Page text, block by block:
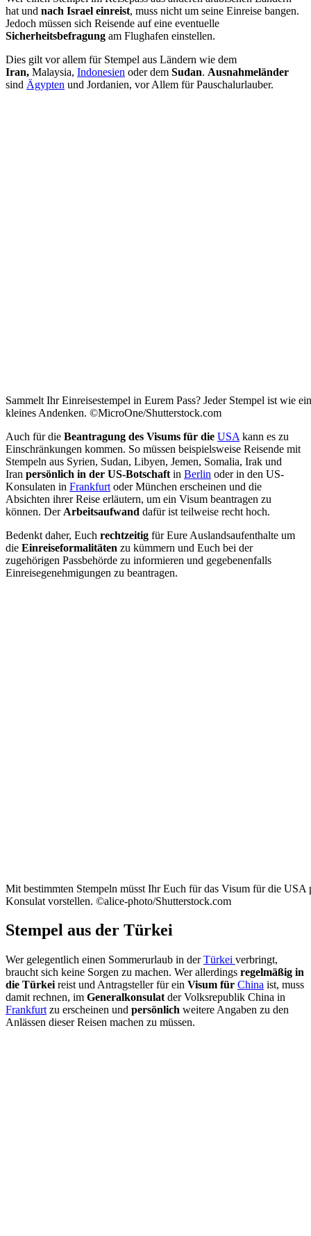
hat und nach Israel einreist, muss nicht um seine Einreise bangen.
Jedoch müssen sich Reisende auf eine eventuelle
Sicherheitsbefragung am Flughafen einstellen.
Dies gilt vor allem für Stempel aus Ländern wie dem
Iran, Malaysia, Indonesien oder dem Sudan. Ausnahmeländer
sind Ägypten und Jordanien, vor Allem für Pauschalurlauber.
Sammelt Ihr Einreisestempel in Eurem Pass? Jeder Stempel ist wie ein
kleines Andenken. ©MicroOne/Shutterstock.com
Auch für die Beantragung des Visums für die USA kann es zu
Einschränkungen kommen. So müssen beispielsweise Reisende mit
Stempeln aus Syrien, Sudan, Libyen, Jemen, Somalia, Irak und
Iran persönlich in der US-Botschaft in Berlin oder in den US-
Konsulaten in Frankfurt oder München erscheinen und die
Absichten ihrer Reise erläutern, um ein Visum beantragen zu
können. Der Arbeitsaufwand dafür ist teilweise recht hoch.
Bedenkt daher, Euch rechtzeitig für Eure Auslandsaufenthalte um
die Einreiseformalitäten zu kümmern und Euch bei der
zugehörigen Passbehörde zu informieren und gegebenenfalls
Einreisegenehmigungen zu beantragen.
Mit bestimmten Stempeln müsst Ihr Euch für das Visum für die USA
Konsulat vorstellen. ©alice-photo/Shutterstock.com
Stempel aus der Türkei
Wer gelegentlich einen Sommerurlaub in derTürkei verbringt,
braucht sich keine Sorgen zu machen. Wer allerdings regelmäßig in
die Türkei reist und Antragsteller für ein Visum für China ist, muss
damit rechnen, im Generalkonsulat der Volksrepublik China in
Frankfurt zu erscheinen und persönlich weitere Angaben zu den
Anlässen dieser Reisen machen zu müssen.